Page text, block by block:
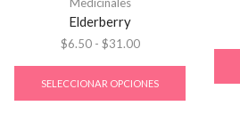
Medicinales
Elderberry
$6.50 - $31.00
SELECCIONAR OPCIONES